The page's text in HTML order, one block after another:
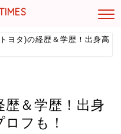
ヨタ)の経歴＆学歴！出身高
＆学歴！出身
フも！